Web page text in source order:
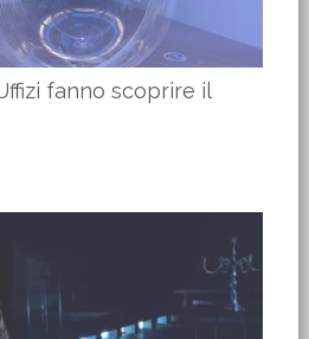
fanno scoprire il